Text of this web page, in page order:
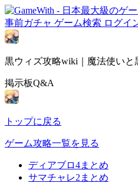
事前ガチャ ゲーム検索 ログイ
黒ウィズ攻略wiki｜魔法使いと
掲示板Q&A
トップに戻る
ゲーム攻略一覧を見る
ディアブロ4まとめ
サマチャレ2まとめ